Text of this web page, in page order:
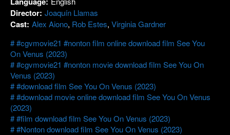
Director: Joaquín Llamas
Cast: Alex Aiono, Rob Estes, Virginia Gardner
#cgvmovie21 #nonton film online download film See You
On Venus (2023)
#cgvmovie21 #nonton movie download film See You On
Venus (2023)
#download film See You On Venus (2023)
#download movie online download film See You On Venus
(2023)
#film download film See You On Venus (2023)
#Nonton download film See You On Venus (2023)